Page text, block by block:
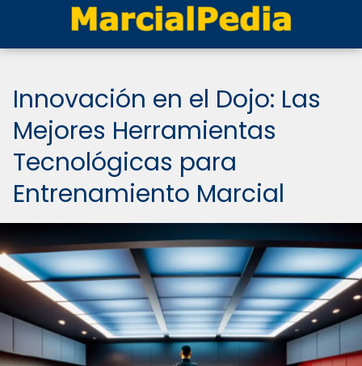
Innovación en el Dojo: Las
Mejores Herramientas
Tecnológicas para
Entrenamiento Marcial